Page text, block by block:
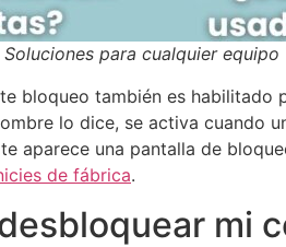
para cualquier equipo
bloqueo también es
lo dice, se activa cuando
aparece una pantalla de
de fábrica.
mi